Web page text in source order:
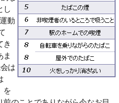
し
動
き
は
を